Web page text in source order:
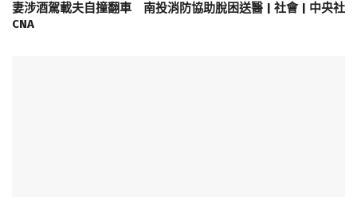
妻涉酒駕載夫自撞翻車 南投消防協助脫困送醫 | 社會 | 中央社
CNA